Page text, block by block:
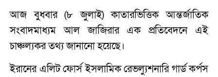
আজ বুধবার (৮ জুলাই) কাতারভিত্তিক আন্তর্জাতিক
সংবাদমাধ্যম আল জাজিরার এক প্রতিবেদনে এই
চাঞ্চল্যকর তথ্য জানানো হয়েছে।
ইরানের এলিট ফোর্স ইসলামিক রেভল্যুশনারি গার্ড কর্পস